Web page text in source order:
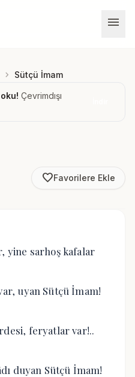
menu
chevron_right Sütçü İmam
Çevrimdışı
favorite_borderFavorilere Ekle
yine sarhoş kafalar
uyan Sütçü İmam!
feryatlar var!..
duyan Sütçü İmam!